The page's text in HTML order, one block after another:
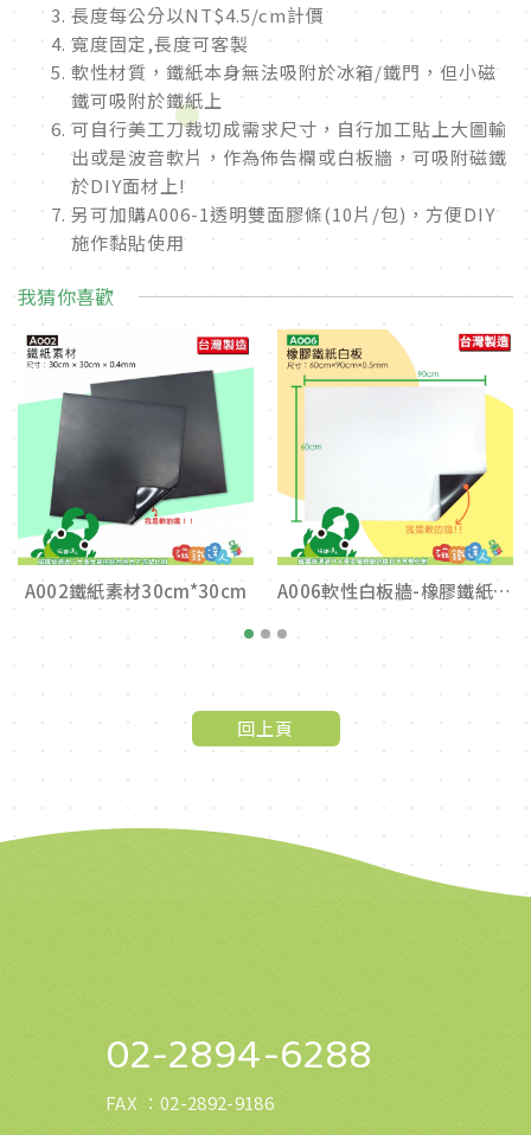
長度每公分以NT$4.5/cm計價
寬度固定,長度可客製
軟性材質，鐵紙本身無法吸附於冰箱/鐵門，但小磁
鐵可吸附於鐵紙上
可自行美工刀裁切成需求尺寸，自行加工貼上大圖輸
出或是波音軟片，作為佈告欄或白板牆，可吸附磁鐵
於DIY面材上!
另可加購A006-1透明雙面膠條(10片/包)，方便DIY
施作黏貼使用
我猜你喜歡
A002鐵紙素材30cm*30cm A006軟性白板牆-橡膠鐵紙白板
1 2
回上頁
02-2894-6288
FAX ： 02-2892-9186